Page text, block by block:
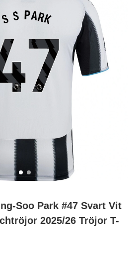
Soo Park #47 Svart Vit
2025/26 Tröjor T-